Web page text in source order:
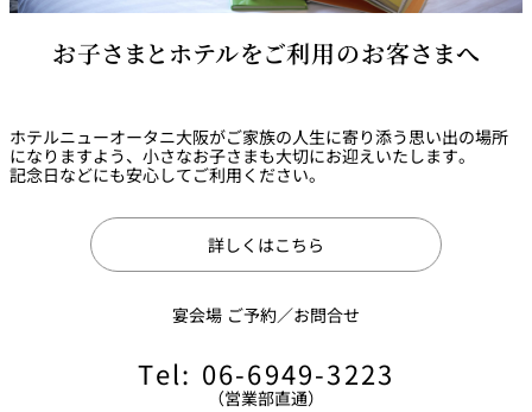
お子さまとホテルをご利用のお客さまへ
ホテルニューオータニ大阪がご家族の人生に寄り添う思い出の場所
になりますよう、小さなお子さまも大切にお迎えいたします。
記念日などにも安心してご利用ください。
詳しくはこちら
宴会場 ご予約／お問合せ
Tel: 06-6949-3223
（営業部直通）